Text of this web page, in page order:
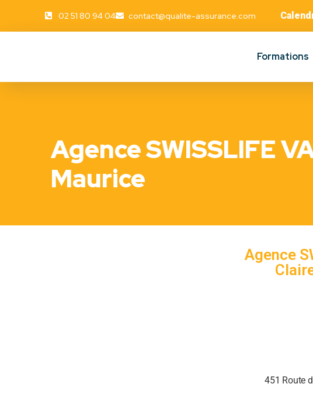
02 51 80 94 04 contact@qualite-assurance.com
Formations
Agence SWISSLIFE
Maurice
Agence
451 Route